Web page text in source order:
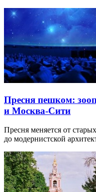
Пресня пешком:
и Москва-Сити
Пресня меняется от
до модернистской